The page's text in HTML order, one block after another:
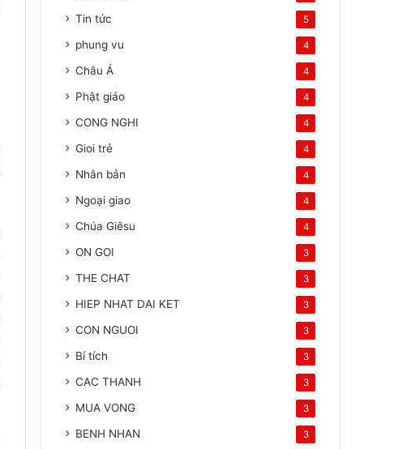
Tin tức 5
phung vu 4
Châu Á 4
Phật giáo 4
CONG NGHI 4
Gioi trẻ 4
Nhân bản 4
Ngoại giao 4
Chúa Giêsu 4
ON GOI 3
THE CHAT 3
HIEP NHAT DAI KET 3
CON NGUOI 3
Bí tích 3
CAC THANH 3
MUA VONG 3
BENH NHAN 3